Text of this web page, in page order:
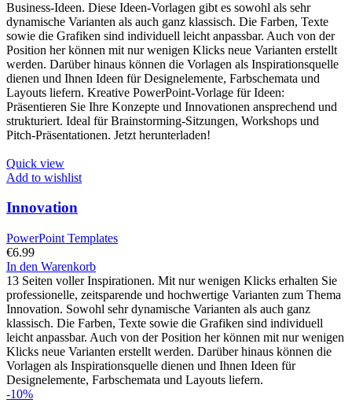
Business-Ideen. Diese Ideen-Vorlagen gibt es sowohl als sehr
dynamische Varianten als auch ganz klassisch. Die Farben, Texte
sowie die Grafiken sind individuell leicht anpassbar. Auch von der
Position her können mit nur wenigen Klicks neue Varianten erstellt
werden. Darüber hinaus können die Vorlagen als Inspirationsquelle
dienen und Ihnen Ideen für Designelemente, Farbschemata und
Layouts liefern. Kreative PowerPoint-Vorlage für Ideen:
Präsentieren Sie Ihre Konzepte und Innovationen ansprechend und
strukturiert. Ideal für Brainstorming-Sitzungen, Workshops und
Pitch-Präsentationen. Jetzt herunterladen!
Quick view
Add to wishlist
Innovation
PowerPoint Templates
€6.99
In den Warenkorb
13 Seiten voller Inspirationen. Mit nur wenigen Klicks erhalten Sie
professionelle, zeitsparende und hochwertige Varianten zum Thema
Innovation. Sowohl sehr dynamische Varianten als auch ganz
klassisch. Die Farben, Texte sowie die Grafiken sind individuell
leicht anpassbar. Auch von der Position her können mit nur wenigen
Klicks neue Varianten erstellt werden. Darüber hinaus können die
Vorlagen als Inspirationsquelle dienen und Ihnen Ideen für
Designelemente, Farbschemata und Layouts liefern.
-10%